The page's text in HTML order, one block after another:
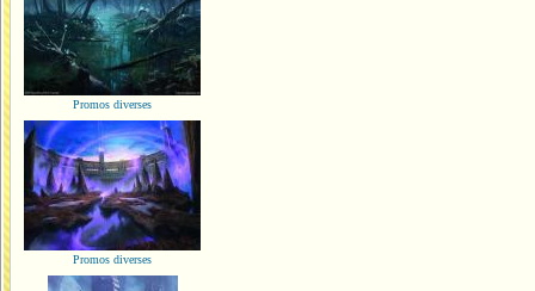
Promos diverses
Promos diverses